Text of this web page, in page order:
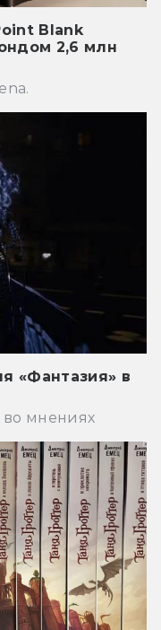
Blank
2,6 млн
«Фантазия» в
мнениях